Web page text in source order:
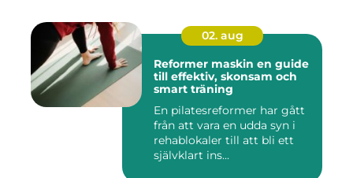
02. aug
Reformer maskin en guide
till effektiv, skonsam och
smart träning
En pilatesreformer har gått
från att vara en udda syn i
rehablokaler till att bli ett
självklart ins...